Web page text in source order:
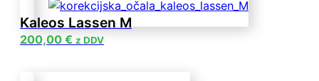
Kaleos Lassen M
200,00 € z DDV